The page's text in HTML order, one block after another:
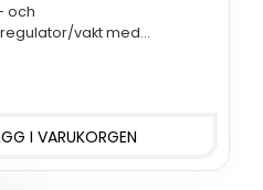
och
vakt med